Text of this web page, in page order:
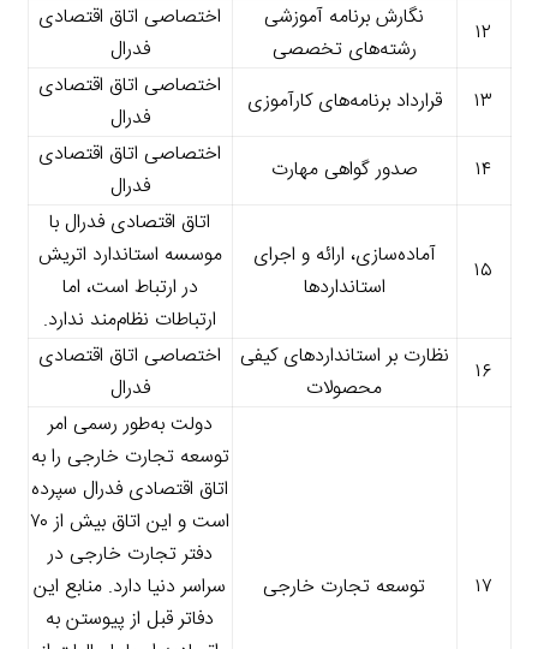
۱۲
نگارش برنامه آموزشی
رشته‌های تخصصی
اختصاصی اتاق اقتصادی
فدرال
۱۳
قرارداد برنامه‌های کارآموزی
اختصاصی اتاق اقتصادی
فدرال
۱۴
صدور گواهی مهارت
اختصاصی اتاق اقتصادی
فدرال
۱۵
آماده‌سازی، ارائه و اجرای
استانداردها
اتاق اقتصادی فدرال با
موسسه استاندارد اتریش
در ارتباط است، اما
ارتباطات نظام‌مند ندارد.
۱۶
نظارت بر استانداردهای کیفی
محصولات
اختصاصی اتاق اقتصادی
فدرال
۱۷ توسعه تجارت خارجی
دولت به‌طور رسمی امر
توسعه تجارت خارجی را به
اتاق اقتصادی فدرال سپرده
است و این اتاق بیش از ۷۰
دفتر تجارت خارجی در
سراسر دنیا دارد. منابع این
دفاتر قبل از پیوستن به